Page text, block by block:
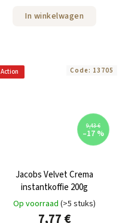
In winkelwagen
Action
9,43 €
–17 %
Jacobs Velvet Crema
instantkoffie 200g
Op voorraad (>5 stuks)
7,77 €
Code: 13705